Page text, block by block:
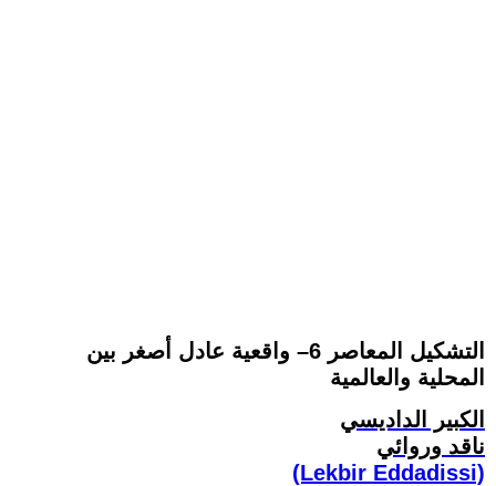
التشكيل المعاصر 6– واقعية عادل أصغر بين
المحلية والعالمية
الكبير الداديسي
ناقد وروائي
(Lekbir Eddadissi)